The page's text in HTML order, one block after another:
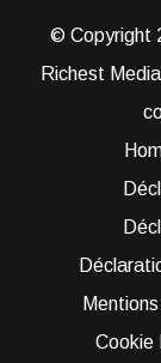
© Copyright
Richest
Cookie